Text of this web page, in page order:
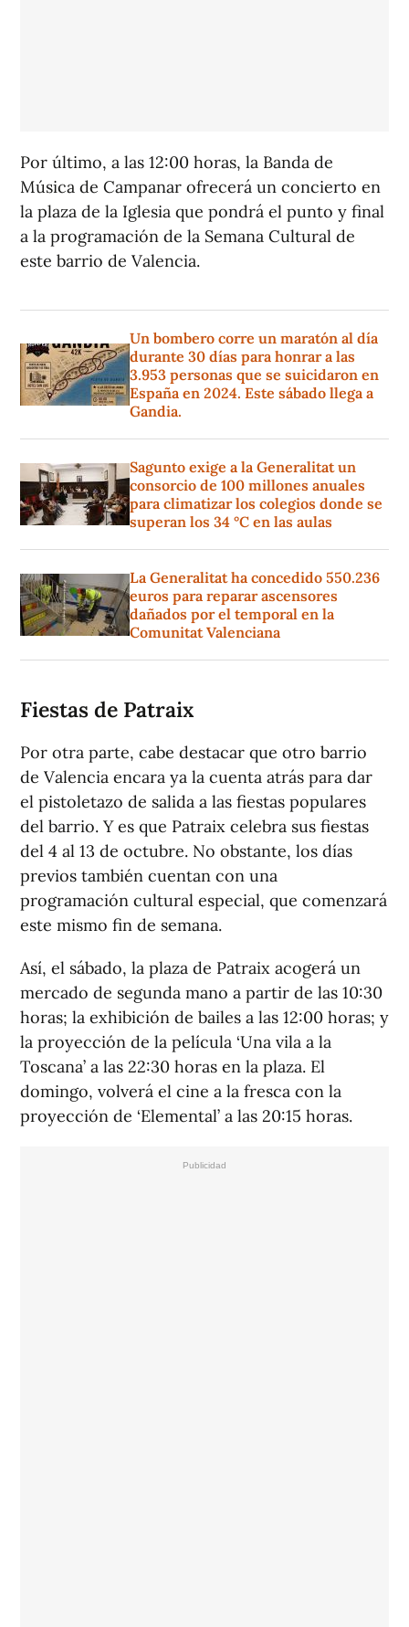
Por último, a las 12:00 horas, la Banda de
Música de Campanar ofrecerá un concierto en
la plaza de la Iglesia que pondrá el punto y final
a la programación de la Semana Cultural de
este barrio de Valencia.
Un bombero corre un maratón al día
durante 30 días para honrar a las
3.953 personas que se suicidaron en
España en 2024. Este sábado llega a
Gandia.
Sagunto exige a la Generalitat un
consorcio de 100 millones anuales
para climatizar los colegios donde se
superan los 34 °C en las aulas
La Generalitat ha concedido 550.236
euros para reparar ascensores
dañados por el temporal en la
Comunitat Valenciana
Fiestas de Patraix
Por otra parte, cabe destacar que otro barrio
de Valencia encara ya la cuenta atrás para dar
el pistoletazo de salida a las fiestas populares
del barrio. Y es que Patraix celebra sus fiestas
del 4 al 13 de octubre. No obstante, los días
previos también cuentan con una
programación cultural especial, que comenzará
este mismo fin de semana.
Así, el sábado, la plaza de Patraix acogerá un
mercado de segunda mano a partir de las 10:30
horas; la exhibición de bailes a las 12:00 horas; y
la proyección de la película ‘Una vila a la
Toscana’ a las 22:30 horas en la plaza. El
domingo, volverá el cine a la fresca con la
proyección de ‘Elemental’ a las 20:15 horas.